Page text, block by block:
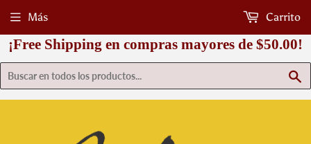
¡Free Shipping en compras mayores de $50.00!
Más Carrito